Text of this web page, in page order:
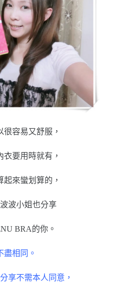
容易又舒服，
要用時就有，
起來蠻划算的，
波小姐也分享
BRA的你。
盡相同。
享不需本人同意，